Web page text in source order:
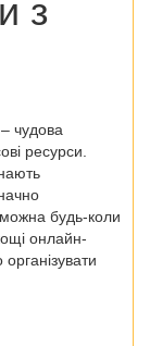
з
– чудова
ресурси.
будь-коли
онлайн-